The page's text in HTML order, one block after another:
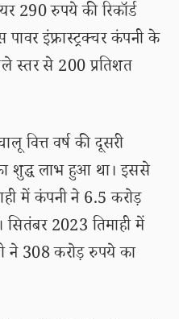
290 रुपये की रिकॉर्ड
इंफ्रास्ट्रक्चर कंपनी के
स्तर से 200 प्रतिशत
वित्त वर्ष की दूसरी
शुद्ध लाभ हुआ था। इससे
में कंपनी ने 6.5 करोड़
2023 तिमाही में
ने 308 करोड़ रुपये का